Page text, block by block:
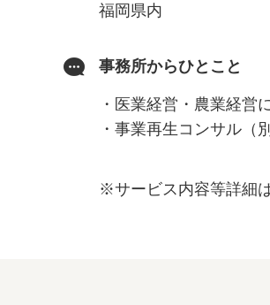
福岡県内
事務所からひとこと
・医業経営・農業経営
・事業再生コンサル（
※サービス内容等詳細